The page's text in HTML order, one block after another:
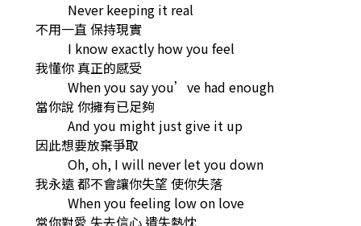
Never keeping it real
不用一直 保持現實
I know exactly how you feel
我懂你 真正的感受
When you say you’ve had enough
當你說 你擁有已足夠
And you might just give it up
因此想要放棄爭取
Oh, oh, I will never let you down
我永遠 都不會讓你失望 使你失落
When you feeling low on love
當你對愛 失去信心 遺失熱忱